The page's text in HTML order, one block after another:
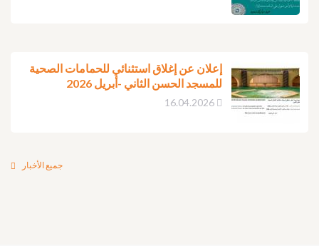
إعلان عن إغلاق استثنائي للحمامات الصحية
للمسجد الحسن الثاني -أبريل 2026
16.04.2026
جميع الأخبار